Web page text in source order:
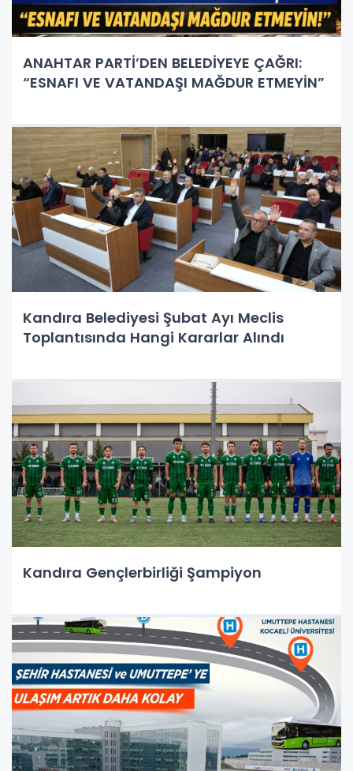
ANAHTAR PARTİ’DEN BELEDİYEYE ÇAĞRI:
“ESNAFI VE VATANDAŞI MAĞDUR ETMEYİN”
Kandıra Belediyesi Şubat Ayı Meclis
Toplantısında Hangi Kararlar Alındı
Kandıra Gençlerbirliği Şampiyon